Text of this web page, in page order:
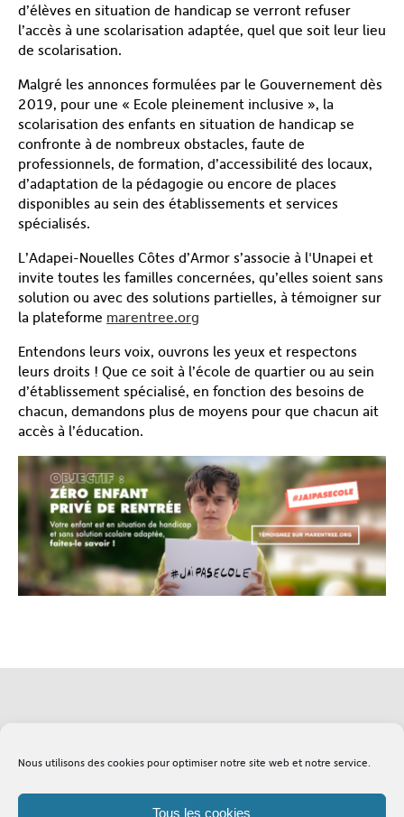
Nous utilisons des cookies pour optimiser notre site web et notre service.
Tous les cookies
d’élèves en situation de handicap se verront refuser
l’accès à une scolarisation adaptée, quel que soit leur lieu
de scolarisation.
Malgré les annonces formulées par le Gouvernement dès
2019, pour une « Ecole pleinement inclusive », la
scolarisation des enfants en situation de handicap se
confronte à de nombreux obstacles, faute de
professionnels, de formation, d’accessibilité des locaux,
d’adaptation de la pédagogie ou encore de places
disponibles au sein des établissements et services
spécialisés.
L’Adapei-Nouelles Côtes d’Armor s’associe à l'Unapei et
invite toutes les familles concernées, qu’elles soient sans
solution ou avec des solutions partielles, à témoigner sur
la plateforme marentree.org
Entendons leurs voix, ouvrons les yeux et respectons
leurs droits ! Que ce soit à l’école de quartier ou au sein
d’établissement spécialisé, en fonction des besoins de
chacun, demandons plus de moyens pour que chacun ait
accès à l’éducation.
Lexique